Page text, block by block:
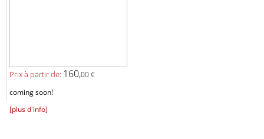
Prix ​​à partir de: 160,00 €
coming soon!
[plus d'info]